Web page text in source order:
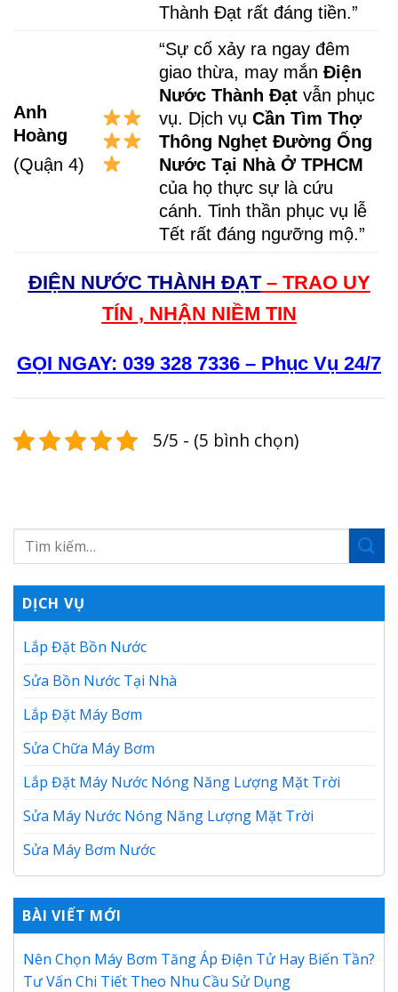
Thành Đạt rất đáng tiền.”
Anh
Hoàng
(Quận 4)
“Sự cố xảy ra ngay đêm
giao thừa, may mắnĐiện
Nước Thành Đạt vẫn phục
vụ. Dịch vụCần Tìm Thợ
Thông Nghẹt Đường Ống
Nước Tại Nhà Ở TPHCM
của họ thực sự là cứu
cánh. Tinh thần phục vụ lễ
Tết rất đáng ngưỡng mộ.”
ĐIỆN NƯỚC THÀNH ĐẠT– TRAO UY
TÍN , NHẬN NIỀM TIN
GỌI NGAY: 039 328 7336 – Phục Vụ 24/7
5/5 - (5 bình chọn)
DỊCH VỤ
Lắp Đặt Bồn Nước
Sửa Bồn Nước Tại Nhà
Lắp Đặt Máy Bơm
Sửa Chữa Máy Bơm
Lắp Đặt Máy Nước Nóng Năng Lượng Mặt Trời
Sửa Máy Nước Nóng Năng Lượng Mặt Trời
Sửa Máy Bơm Nước
BÀI VIẾT MỚI
Nên Chọn Máy Bơm Tăng Áp Điện Tử Hay Biến Tần?
Tư Vấn Chi Tiết Theo Nhu Cầu Sử Dụng